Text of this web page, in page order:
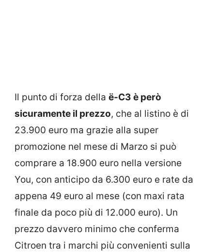
Il punto di forza della ë-C3 è però
sicuramente il prezzo, che al listino è di
23.900 euro ma grazie alla super
promozione nel mese di Marzo si può
comprare a 18.900 euro nella versione
You, con anticipo da 6.300 euro e rate da
appena 49 euro al mese (con maxi rata
finale da poco più di 12.000 euro). Un
prezzo davvero minimo che conferma
Citroen tra i marchi più convenienti sulla